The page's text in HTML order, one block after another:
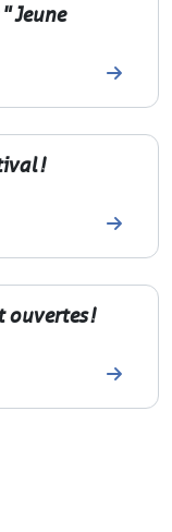
Jeune
!
ouvertes !